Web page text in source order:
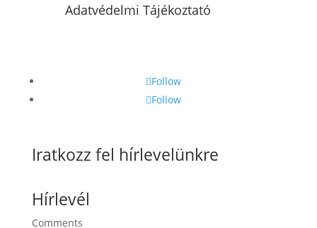
Adatvédelmi Tájékoztató
Follow
Follow
Iratkozz fel hírlevelünkre
Hírlevél
Comments